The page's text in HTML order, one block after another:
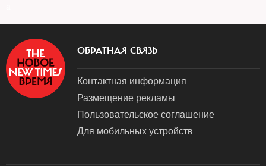
ОБРАТНАЯ СВЯЗЬ
Контактная информация
Размещение рекламы
Пользовательское соглашение
Для мобильных устройств